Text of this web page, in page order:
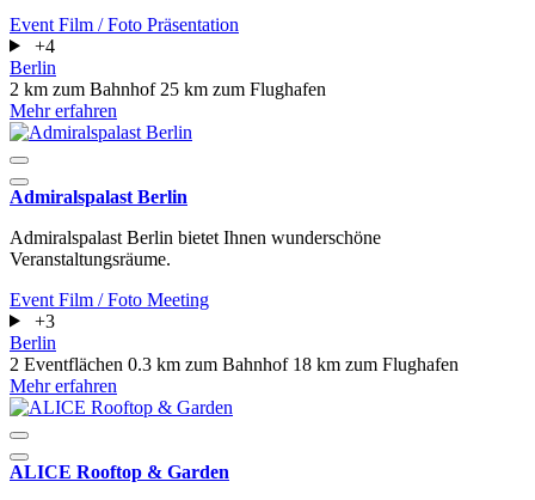
Event Film / Foto Präsentation
+4
Berlin
2 km zum Bahnhof 25 km zum Flughafen
Mehr erfahren
Admiralspalast Berlin
Admiralspalast Berlin bietet Ihnen wunderschöne
Veranstaltungsräume.
Event Film / Foto Meeting
+3
Berlin
2 Eventflächen 0.3 km zum Bahnhof 18 km zum Flughafen
Mehr erfahren
ALICE Rooftop & Garden